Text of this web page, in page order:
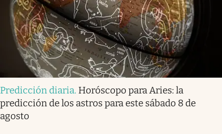
Predicción diaria. Horóscopo para Aries: la
predicción de los astros para este sábado 8 de
agosto